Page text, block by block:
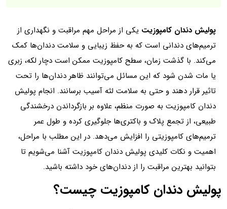
پولیش دندان کامپوزیت یکی از مراحل مهم مراقبت و نگهداری از
ترمیم‌های دندانی است که به حفظ زیبایی و سلامت دندان‌ها کمک
می‌کند. با گذشت زمان، سطح کامپوزیت ممکن است دچار لکه، زبری
یا مات شدن شود که این مسائل می‌توانند ظاهر دندان‌ها را تحت
تاثیر قرار دهند و حتی به سلامت لثه آسیب برسانند. انجام پولیش
دندان کامپوزیت به صورت منظم، علاوه بر بازگرداندن درخشندگی
طبیعی، از تجمع پلاک و باکتری‌ها جلوگیری کرده و طول عمر
ترمیم‌های کامپوزیتی را افزایش می‌دهد. در این مطلب با مراحل،
اهمیت و نکات کلیدی پولیش دندان کامپوزیت آشنا می‌شویم تا
بتوانید بهترین مراقبت را از دندان‌های خود داشته باشید.
پولیش دندان کامپوزیت چیست؟